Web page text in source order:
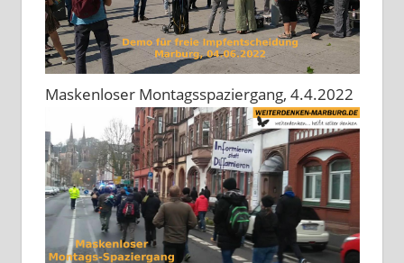
Maskenloser Montagsspaziergang, 4.4.2022